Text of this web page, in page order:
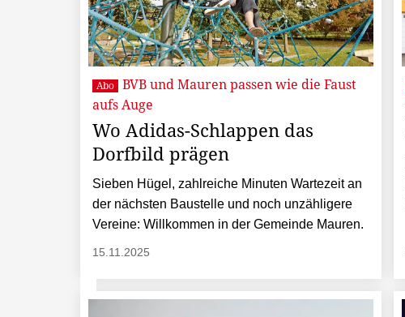
Abo BVB und Mauren passen wie die Faust
aufs Auge
Wo Adidas-Schlappen das
Dorfbild prägen
Sieben Hügel, zahlreiche Minuten Wartezeit an
der nächsten Baustelle und noch unzähligere
Vereine: Willkommen in der Gemeinde Mauren.
15.11.2025